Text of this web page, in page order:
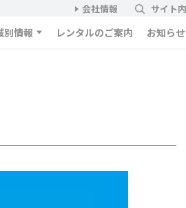
会社情報 サイト
別情報 レンタルのご案内 お知らせ